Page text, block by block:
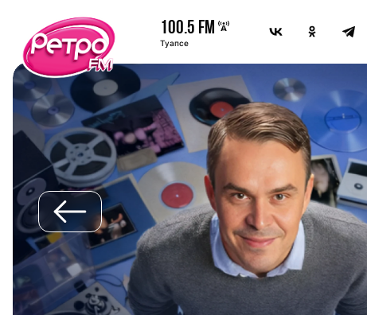
100.5 FM
Туапсе